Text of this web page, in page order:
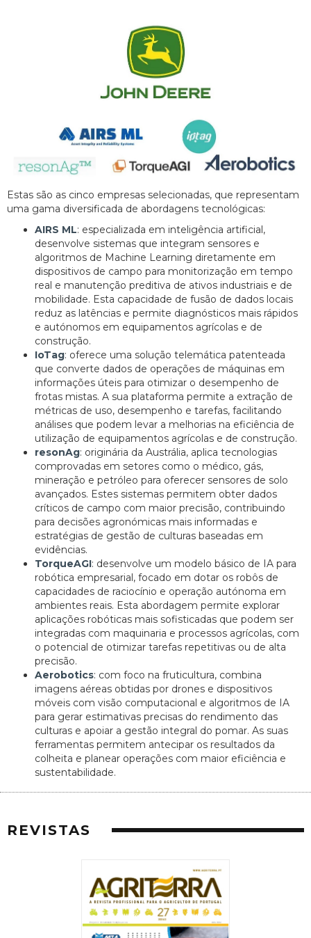
Estas são as cinco empresas selecionadas, que representam
uma gama diversificada de abordagens tecnológicas:
AIRS ML: especializada em inteligência artificial,
desenvolve sistemas que integram sensores e
algoritmos de Machine Learning diretamente em
dispositivos de campo para monitorização em tempo
real e manutenção preditiva de ativos industriais e de
mobilidade. Esta capacidade de fusão de dados locais
reduz as latências e permite diagnósticos mais rápidos
e autónomos em equipamentos agrícolas e de
construção.
IoTag: oferece uma solução telemática patenteada
que converte dados de operações de máquinas em
informações úteis para otimizar o desempenho de
frotas mistas. A sua plataforma permite a extração de
métricas de uso, desempenho e tarefas, facilitando
análises que podem levar a melhorias na eficiência de
utilização de equipamentos agrícolas e de construção.
resonAg: originária da Austrália, aplica tecnologias
comprovadas em setores como o médico, gás,
mineração e petróleo para oferecer sensores de solo
avançados. Estes sistemas permitem obter dados
críticos de campo com maior precisão, contribuindo
para decisões agronómicas mais informadas e
estratégias de gestão de culturas baseadas em
evidências.
TorqueAGI: desenvolve um modelo básico de IA para
robótica empresarial, focado em dotar os robôs de
capacidades de raciocínio e operação autónoma em
ambientes reais. Esta abordagem permite explorar
aplicações robóticas mais sofisticadas que podem ser
integradas com maquinaria e processos agrícolas, com
o potencial de otimizar tarefas repetitivas ou de alta
precisão.
Aerobotics: com foco na fruticultura, combina
imagens aéreas obtidas por drones e dispositivos
móveis com visão computacional e algoritmos de IA
para gerar estimativas precisas do rendimento das
culturas e apoiar a gestão integral do pomar. As suas
ferramentas permitem antecipar os resultados da
colheita e planear operações com maior eficiência e
sustentabilidade.
REVISTAS